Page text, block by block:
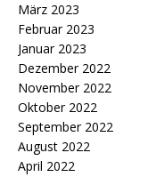
März 2023
Februar 2023
Januar 2023
Dezember 2022
November 2022
Oktober 2022
September 2022
August 2022
April 2022